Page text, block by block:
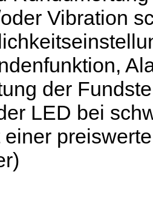
Vibration
der
LED bei
einer